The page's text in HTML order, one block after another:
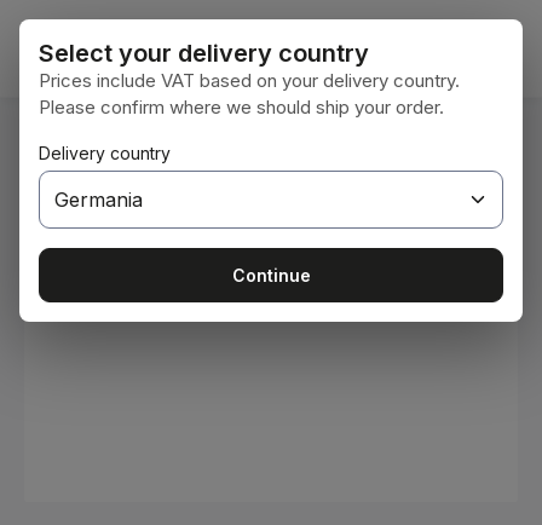
Sari la conținutul principal
Sunteți aici: Acasă
Select your delivery country
Prices include VAT based on your delivery country.
Please confirm where we should ship your order.
Delivery country
Continue